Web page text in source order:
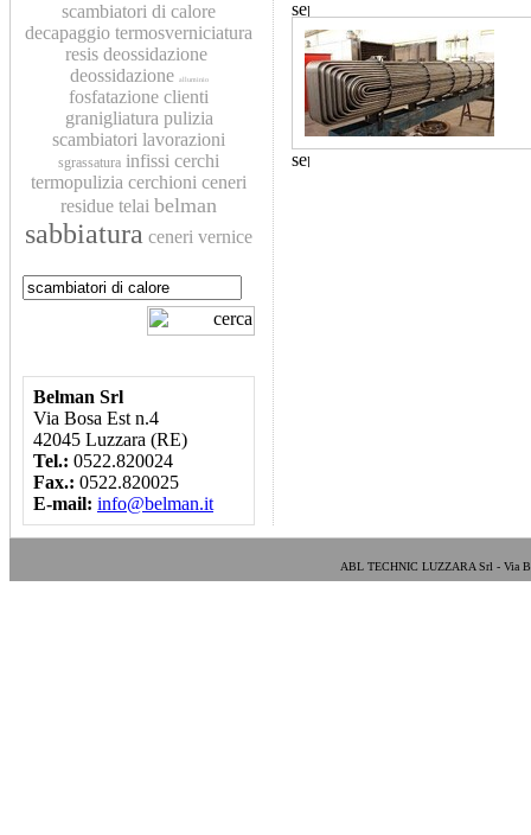
scambiatori di calore
decapaggio termosverniciatura
resis deossidazione
deossidazione
alluminio
fosfatazione clienti
granigliatura pulizia
scambiatori lavorazioni
sgrassatura infissi cerchi
termopulizia cerchioni ceneri
residue telai belman
sabbiatura ceneri vernice
Belman Srl
Via Bosa Est n.4
42045 Luzzara (RE)
Tel.: 0522.820024
Fax.: 0522.820025
E-mail: info@belman.it
ABL TECHNIC LUZZARA Srl - Via